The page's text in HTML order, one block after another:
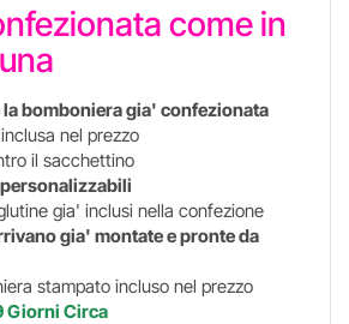
come in
la bomboniera gia' confezionata
nel prezzo
il sacchettino
gia' inclusi nella confezione
gia' montate e pronte da
stampato incluso nel prezzo
Giorni Circa